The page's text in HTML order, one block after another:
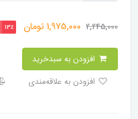
2,245,000
1,975,000تومان 13٪